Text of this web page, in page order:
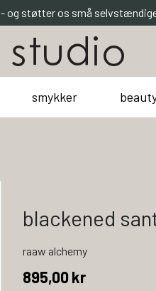
- og støtter os små
smykker
blackened
raaw alchemy
895,00 kr